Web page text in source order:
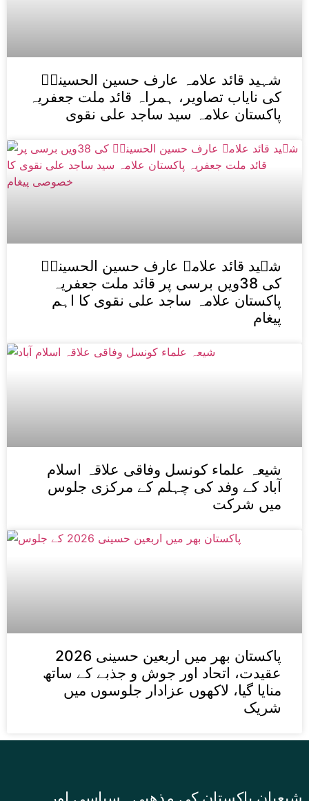
شہید قائد علامہ عارف حسین الحسینیؒ
کی نایاب تصاویر، ہمراہ قائد ملت جعفریہ
پاکستان علامہ سید ساجد علی نقوی
شہید قائد علامہ عارف حسین الحسینیؒ
کی 38ویں برسی پر قائد ملت جعفریہ
پاکستان علامہ ساجد علی نقوی کا اہم
پیغام
شیعہ علماء کونسل وفاقی علاقہ اسلام
آباد کے وفد کی چہلم کے مرکزی جلوس
میں شرکت
پاکستان بھر میں اربعین حسینی 2026
عقیدت، اتحاد اور جوش و جذبے کے ساتھ
منایا گیا، لاکھوں عزادار جلوسوں میں
شریک